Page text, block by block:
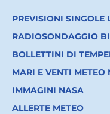
PREVISIONI SINGOLE
RADIOSONDAGGIO
BOLLETTINI DI
MARI E VENTI METEO
IMMAGINI NASA
ALLERTE METEO